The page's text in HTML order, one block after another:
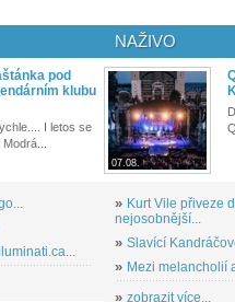
pod
klubu
I letos se
NAŽIVO
07.08.
» Kurt Vile přiveze
nejosobnější...
» Slavící
» Mezi melancholií
» zobrazit více...